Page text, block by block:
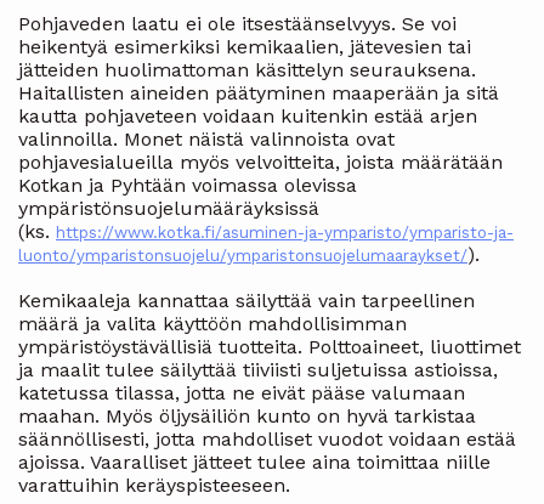
Pohjaveden laatu ei ole itsestäänselvyys. Se voi
heikentyä esimerkiksi kemikaalien, jätevesien tai
jätteiden huolimattoman käsittelyn seurauksena.
Haitallisten aineiden päätyminen maaperään ja sitä
kautta pohjaveteen voidaan kuitenkin estää arjen
valinnoilla. Monet näistä valinnoista ovat
pohjavesialueilla myös velvoitteita, joista määrätään
Kotkan ja Pyhtään voimassa olevissa
ympäristönsuojelumääräyksissä
(ks. https://www.kotka.fi/asuminen-ja-ymparisto/ymparisto-ja-
luonto/ymparistonsuojelu/ymparistonsuojelumaaraykset/).
Kemikaaleja kannattaa säilyttää vain tarpeellinen
määrä ja valita käyttöön mahdollisimman
ympäristöystävällisiä tuotteita. Polttoaineet, liuottimet
ja maalit tulee säilyttää tiiviisti suljetuissa astioissa,
katetussa tilassa, jotta ne eivät pääse valumaan
maahan. Myös öljysäiliön kunto on hyvä tarkistaa
säännöllisesti, jotta mahdolliset vuodot voidaan estää
ajoissa. Vaaralliset jätteet tulee aina toimittaa niille
varattuihin keräyspisteeseen.